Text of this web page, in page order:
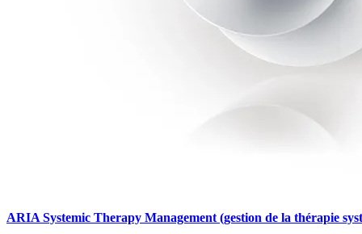
ARIA Systemic Therapy Management (gestion de la thérapie